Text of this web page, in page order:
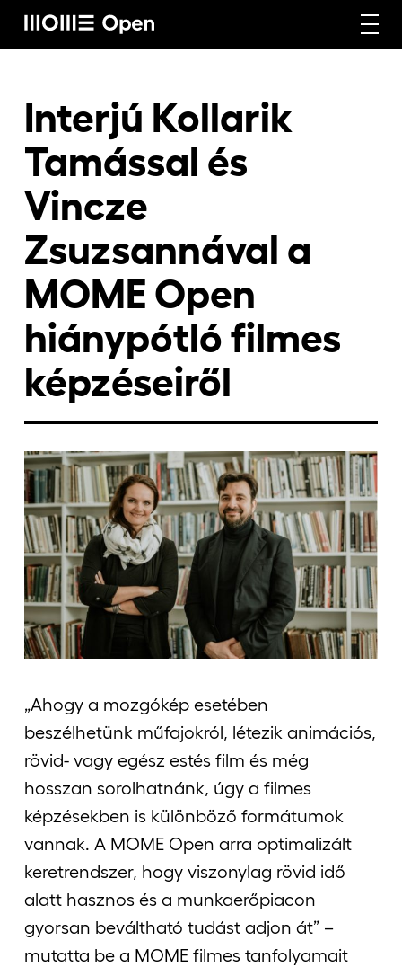
Képzéseink
Vállalati képzéseink
Craft képzéseink
Hírek
Jelentkezőknek
Kapcsolat
Interjú Kollarik
Tamással és
Vincze
Zsuzsannával a
MOME Open
hiánypótló filmes
képzéseiről
„Ahogy a mozgókép esetében
beszélhetünk műfajokról, létezik animációs,
rövid- vagy egész estés film és még
hosszan sorolhatnánk, úgy a filmes
képzésekben is különböző formátumok
vannak. A MOME Open arra optimalizált
keretrendszer, hogy viszonylag rövid idő
alatt hasznos és a munkaerőpiacon
gyorsan beváltható tudást adjon át” –
mutatta be a MOME filmes tanfolyamait